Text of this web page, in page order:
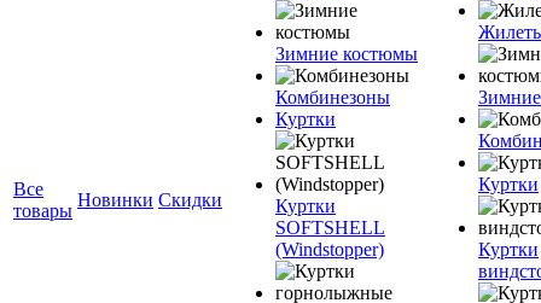
Все
товары
Новинки Скидки
Зимние костюмы
Комбинезоны
Куртки
Куртки
SOFTSHELL
(Windstopper)
Куртки
Куртки